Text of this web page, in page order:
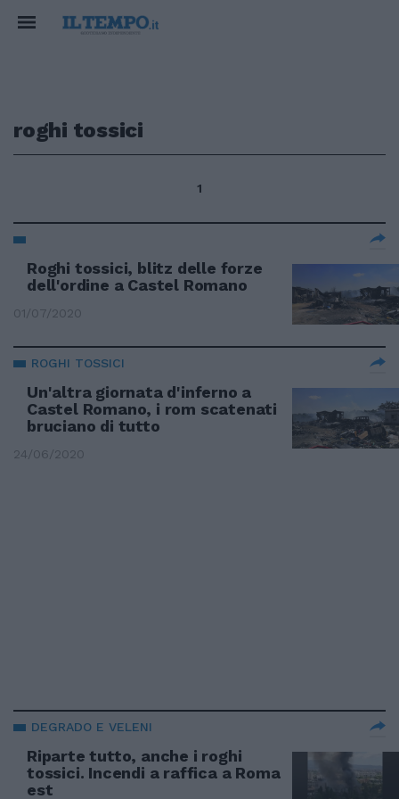
roghi tossici
1
Roghi tossici, blitz delle forze
dell'ordine a Castel Romano
01/07/2020
ROGHI TOSSICI
Un'altra giornata d'inferno a
Castel Romano, i rom scatenati
bruciano di tutto
24/06/2020
DEGRADO E VELENI
Riparte tutto, anche i roghi
tossici. Incendi a raffica a Roma
est